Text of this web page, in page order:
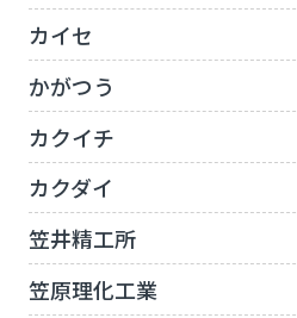
カイセ
かがつう
カクイチ
カクダイ
笠井精工所
笠原理化工業